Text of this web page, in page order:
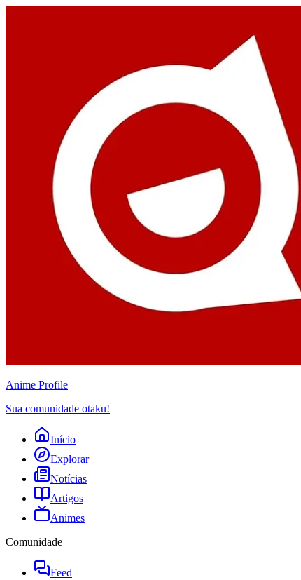
Anime Profile
Sua comunidade otaku!
Início
Explorar
Notícias
Artigos
Animes
Comunidade
Feed